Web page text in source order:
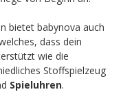
bietet babynova auch
dass dein
wie die
Stoffspielzeug
Spieluhren.